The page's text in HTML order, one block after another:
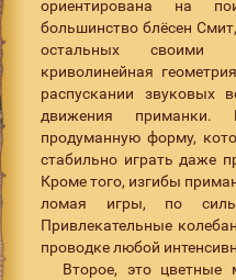
ориентирована на
большинство блёсен
остальных своими
криволинейная
распускании звуковых
движения приманки.
продуманную форму,
стабильно играть даже
Кроме того, изгибы
ломая игры, по
Привлекательные
проводке любой
Второе, это цветные